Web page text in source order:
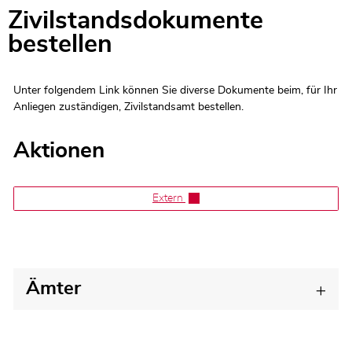
Zivilstandsdokumente
bestellen
Unter folgendem Link können Sie diverse Dokumente beim, für Ihr
Anliegen zuständigen, Zivilstandsamt bestellen.
Aktionen
Extern
Zugehörige Objekte
Ämter